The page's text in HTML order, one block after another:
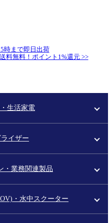
時まで即日出荷
料無料！ポイント1%還元 >>
生活家電
イザー
・業務関連製品
・水中スクーター